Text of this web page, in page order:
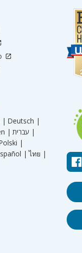
| Deutsch |
|
עברית |
|
| ไทย |